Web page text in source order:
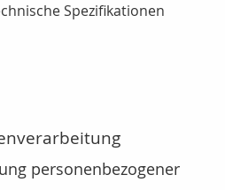
Spezifikationen
personenbezogener